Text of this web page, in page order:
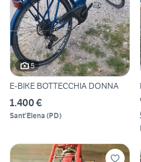
5
E-BIKE BOTTECCHIA DONNA
1.400 €
Sant'Elena (PD)